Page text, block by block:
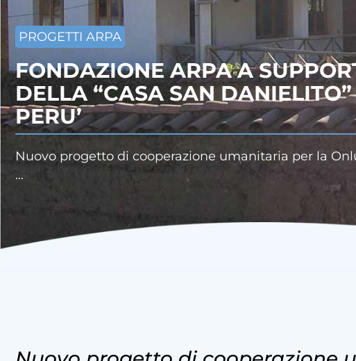
PROGETTI ARPA
FONDAZIONE ARPA A
DELLA “CASA SAN
PERU’
Nuovo progetto di cooperazione umanitaria per la
…